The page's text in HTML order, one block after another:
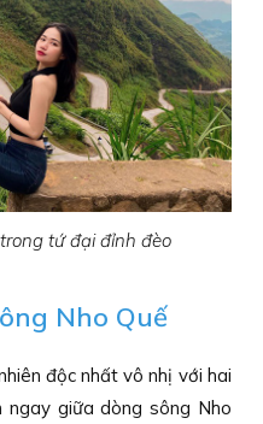
tứ đại đỉnh đèo
Nho Quế
độc nhất vô nhị với hai
ngay giữa dòng sông Nho